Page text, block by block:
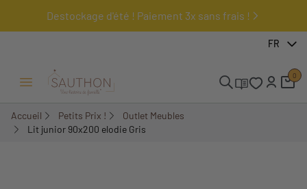
Destockage d'été ! Paiement 3x sans frais !
FR
Ouvrir/Fermer menu
0
Accueil Petits Prix !
Outlet Meubles
Lit junior 90x200 elodie Gris